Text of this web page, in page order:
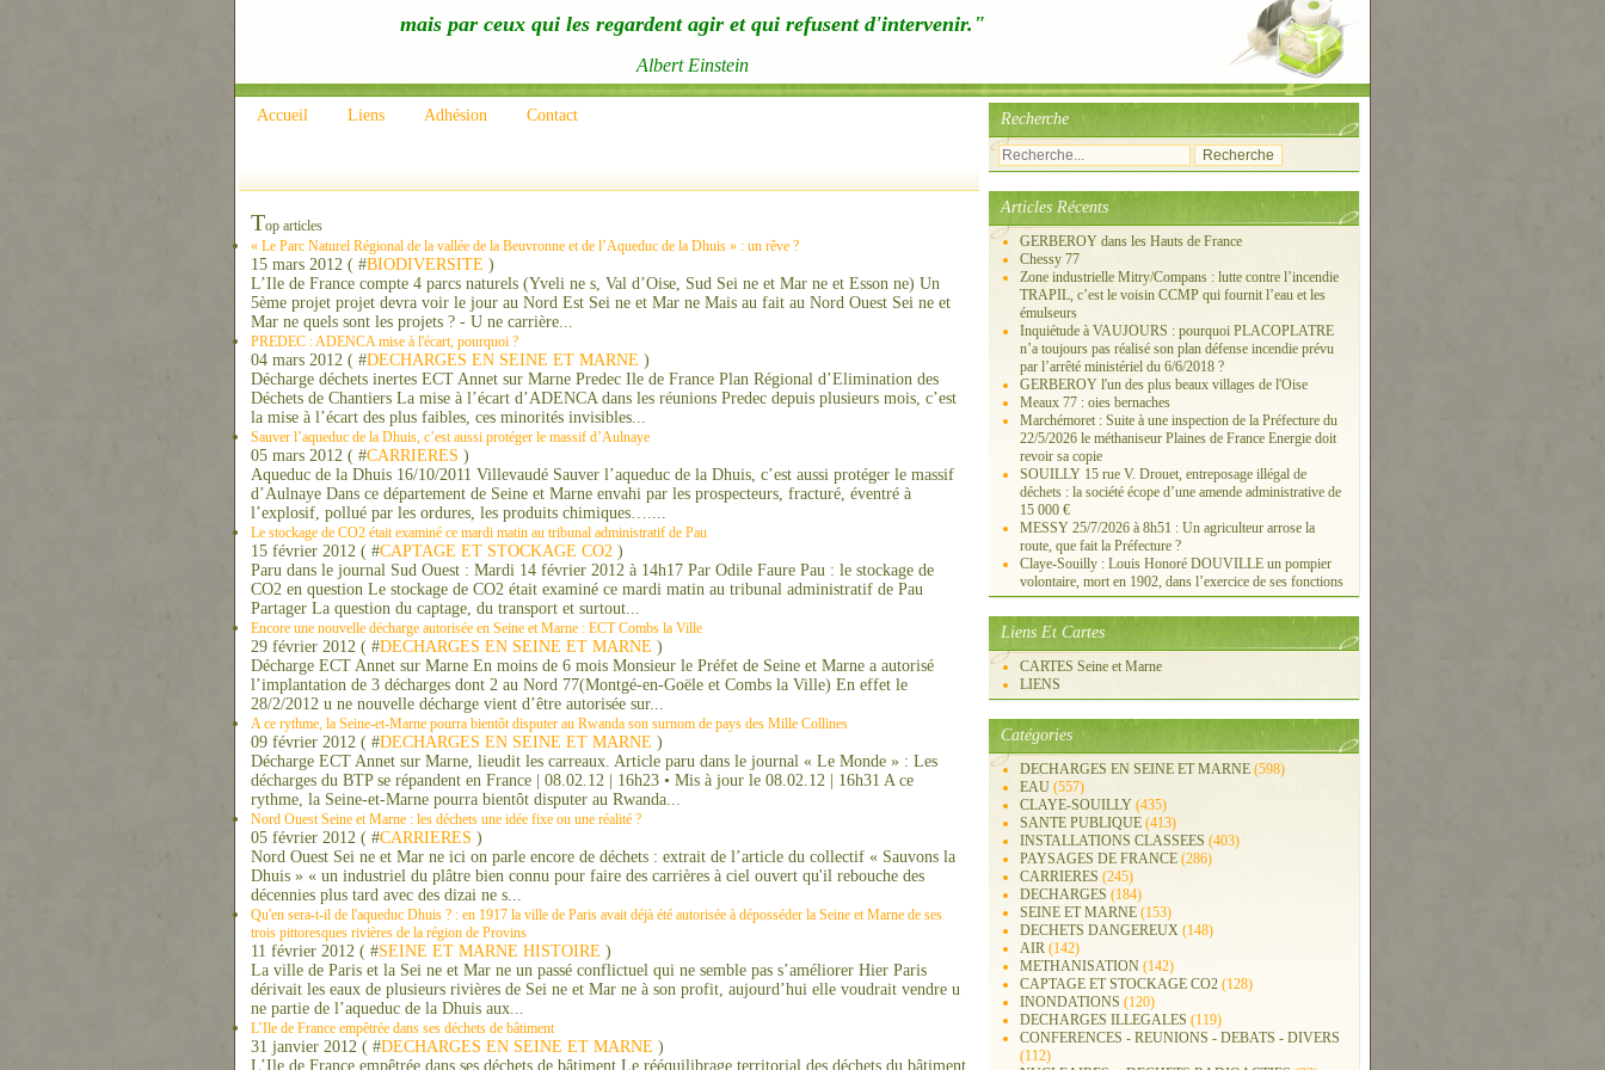
mais par ceux qui les regardent agir et qui refusent d'intervenir."
Albert Einstein
Accueil Liens Adhésion Contact
Top articles
« Le Parc Naturel Régional de la vallée de la Beuvronne et de l’Aqueduc de la Dhuis » : un rêve ?
15 mars 2012 ( #BIODIVERSITE )
L’Ile de France compte 4 parcs naturels (Yveli ne s, Val d’Oise, Sud Sei ne et Mar ne et Esson ne) Un
5ème projet projet devra voir le jour au Nord Est Sei ne et Mar ne Mais au fait au Nord Ouest Sei ne et
Mar ne quels sont les projets ? - U ne carrière...
PREDEC : ADENCA mise à l'écart, pourquoi ?
04 mars 2012 ( #DECHARGES EN SEINE ET MARNE )
Décharge déchets inertes ECT Annet sur Marne Predec Ile de France Plan Régional d’Elimination des
Déchets de Chantiers La mise à l’écart d’ADENCA dans les réunions Predec depuis plusieurs mois, c’est
la mise à l’écart des plus faibles, ces minorités invisibles...
Sauver l’aqueduc de la Dhuis, c’est aussi protéger le massif d’Aulnaye
05 mars 2012 ( #CARRIERES )
Aqueduc de la Dhuis 16/10/2011 Villevaudé Sauver l’aqueduc de la Dhuis, c’est aussi protéger le massif
d’Aulnaye Dans ce département de Seine et Marne envahi par les prospecteurs, fracturé, éventré à
l’explosif, pollué par les ordures, les produits chimiques…....
Le stockage de CO2 était examiné ce mardi matin au tribunal administratif de Pau
15 février 2012 ( #CAPTAGE ET STOCKAGE CO2 )
Paru dans le journal Sud Ouest : Mardi 14 février 2012 à 14h17 Par Odile Faure Pau : le stockage de
CO2 en question Le stockage de CO2 était examiné ce mardi matin au tribunal administratif de Pau
Partager La question du captage, du transport et surtout...
Encore une nouvelle décharge autorisée en Seine et Marne : ECT Combs la Ville
29 février 2012 ( #DECHARGES EN SEINE ET MARNE )
Décharge ECT Annet sur Marne En moins de 6 mois Monsieur le Préfet de Seine et Marne a autorisé
l’implantation de 3 décharges dont 2 au Nord 77(Montgé-en-Goële et Combs la Ville) En effet le
28/2/2012 u ne nouvelle décharge vient d’être autorisée sur...
A ce rythme, la Seine-et-Marne pourra bientôt disputer au Rwanda son surnom de pays des Mille Collines
09 février 2012 ( #DECHARGES EN SEINE ET MARNE )
Décharge ECT Annet sur Marne, lieudit les carreaux. Article paru dans le journal « Le Monde » : Les
décharges du BTP se répandent en France | 08.02.12 | 16h23 • Mis à jour le 08.02.12 | 16h31 A ce
rythme, la Seine-et-Marne pourra bientôt disputer au Rwanda...
Nord Ouest Seine et Marne : les déchets une idée fixe ou une réalité ?
05 février 2012 ( #CARRIERES )
Nord Ouest Sei ne et Mar ne ici on parle encore de déchets : extrait de l’article du collectif « Sauvons la
Dhuis » « un industriel du plâtre bien connu pour faire des carrières à ciel ouvert qu'il rebouche des
décennies plus tard avec des dizai ne s...
Qu'en sera-t-il de l'aqueduc Dhuis ? : en 1917 la ville de Paris avait déjà été autorisée à déposséder la Seine et Marne de ses
trois pittoresques rivières de la région de Provins
11 février 2012 ( #SEINE ET MARNE HISTOIRE )
La ville de Paris et la Sei ne et Mar ne un passé conflictuel qui ne semble pas s’améliorer Hier Paris
dérivait les eaux de plusieurs rivières de Sei ne et Mar ne à son profit, aujourd’hui elle voudrait vendre u
ne partie de l’aqueduc de la Dhuis aux...
L’Ile de France empêtrée dans ses déchets de bâtiment
31 janvier 2012 ( #DECHARGES EN SEINE ET MARNE )
L’Ile de France empêtrée dans ses déchets de bâtiment Le rééquilibrage territorial des déchets du bâtiment
Recherche
Articles Récents
GERBEROY dans les Hauts de France
Chessy 77
Zone industrielle Mitry/Compans : lutte contre l’incendie
TRAPIL, c’est le voisin CCMP qui fournit l’eau et les
émulseurs
Inquiétude à VAUJOURS : pourquoi PLACOPLATRE
n’a toujours pas réalisé son plan défense incendie prévu
par l’arrêté ministériel du 6/6/2018 ?
GERBEROY l'un des plus beaux villages de l'Oise
Meaux 77 : oies bernaches
Marchémoret : Suite à une inspection de la Préfecture du
22/5/2026 le méthaniseur Plaines de France Energie doit
revoir sa copie
SOUILLY 15 rue V. Drouet, entreposage illégal de
déchets : la société écope d’une amende administrative de
15 000 €
MESSY 25/7/2026 à 8h51 : Un agriculteur arrose la
route, que fait la Préfecture ?
Claye-Souilly : Louis Honoré DOUVILLE un pompier
volontaire, mort en 1902, dans l’exercice de ses fonctions
Liens Et Cartes
CARTES Seine et Marne
LIENS
Catégories
DECHARGES EN SEINE ET MARNE (598)
EAU (557)
CLAYE-SOUILLY (435)
SANTE PUBLIQUE (413)
INSTALLATIONS CLASSEES (403)
PAYSAGES DE FRANCE (286)
CARRIERES (245)
DECHARGES (184)
SEINE ET MARNE (153)
DECHETS DANGEREUX (148)
AIR (142)
METHANISATION (142)
CAPTAGE ET STOCKAGE CO2 (128)
INONDATIONS (120)
DECHARGES ILLEGALES (119)
CONFERENCES - REUNIONS - DEBATS - DIVERS
(112)